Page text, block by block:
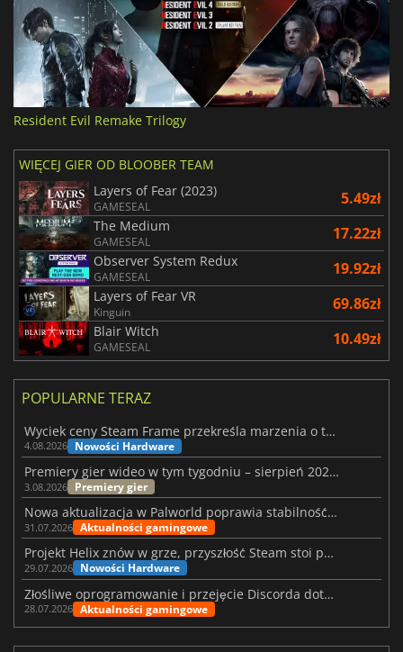
Resident Evil Remake Trilogy
WIĘCEJ GIER OD BLOOBER TEAM
Layers of Fear (2023)
GAMESEAL 5.49zł
The Medium
GAMESEAL 17.22zł
Observer System Redux
GAMESEAL 19.92zł
Layers of Fear VR
Kinguin 69.86zł
Blair Witch
GAMESEAL 10.49zł
POPULARNE TERAZ
Wyciek ceny Steam Frame przekreśla marzenia o tanim zestawie VR
4.08.2026 Nowości Hardware
Premiery gier wideo w tym tygodniu – sierpień 2026 r. (32. tydzień)
3.08.2026 Premiery gier
Nowa aktualizacja w Palworld poprawia stabilność Sunreach i walk z bossami
31.07.2026 Aktualności gamingowe
Projekt Helix znów w grze, przyszłość Steam stoi pod znakiem zapytania
29.07.2026 Nowości Hardware
Złośliwe oprogramowanie i przejęcie Discorda dotknęły Meccha Chameleon
28.07.2026 Aktualności gamingowe